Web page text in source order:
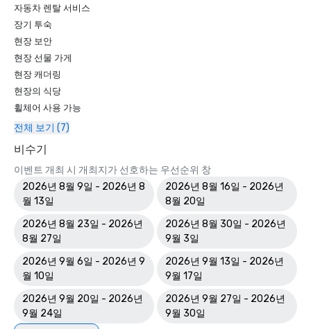
자동차 렌탈 서비스
장기 투숙
현장 보안
현장 선물 가게
현장 캐더링
현장의 식당
휠체어 사용 가능
전체 보기 (7)
비수기
이벤트 개최 시 개최지가 선호하는 우선순위 창
2026년 8월 9일 - 2026년 8
월 13일
2026년 8월 16일 - 2026년
8월 20일
2026년 8월 23일 - 2026년
8월 27일
2026년 8월 30일 - 2026년
9월 3일
2026년 9월 6일 - 2026년 9
월 10일
2026년 9월 13일 - 2026년
9월 17일
2026년 9월 20일 - 2026년
9월 24일
2026년 9월 27일 - 2026년
9월 30일